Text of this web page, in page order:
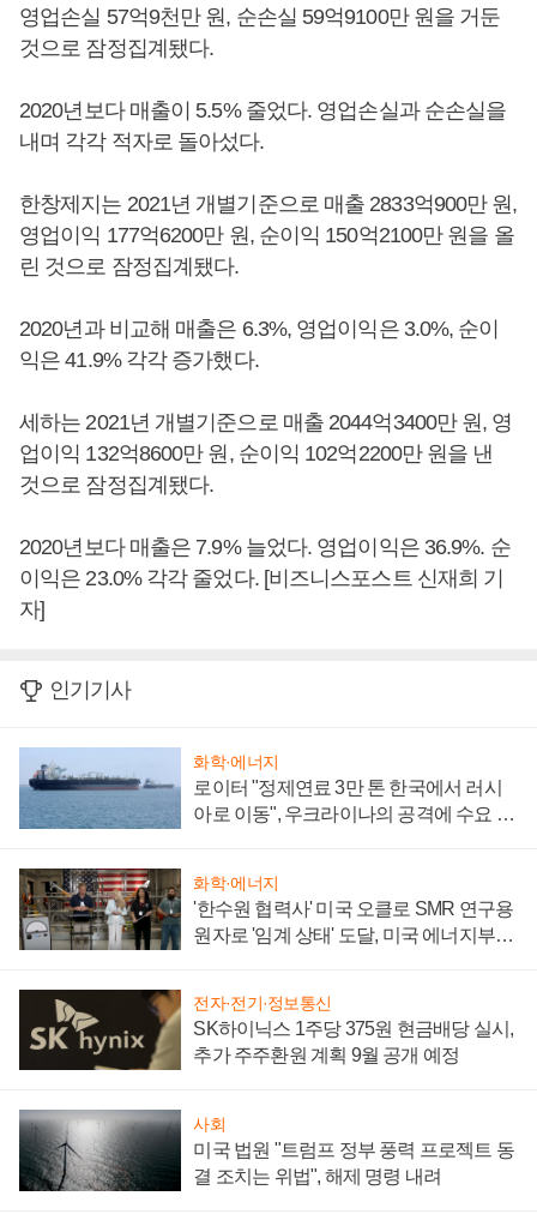
영업손실 57억9천만 원, 순손실 59억9100만 원을 거둔
것으로 잠정집계됐다.
2020년보다 매출이 5.5% 줄었다. 영업손실과 순손실을
내며 각각 적자로 돌아섰다.
한창제지는 2021년 개별기준으로 매출 2833억900만 원,
영업이익 177억6200만 원, 순이익 150억2100만 원을 올
린 것으로 잠정집계됐다.
2020년과 비교해 매출은 6.3%, 영업이익은 3.0%, 순이
익은 41.9% 각각 증가했다.
세하는 2021년 개별기준으로 매출 2044억3400만 원, 영
업이익 132억8600만 원, 순이익 102억2200만 원을 낸
것으로 잠정집계됐다.
2020년보다 매출은 7.9% 늘었다. 영업이익은 36.9%. 순
이익은 23.0% 각각 줄었다. [비즈니스포스트 신재희 기
자]
인기기사
화학·에너지
로이터 "정제연료 3만 톤 한국에서 러시
아로 이동", 우크라이나의 공격에 수요 늘
화학·에너지
'한수원 협력사' 미국 오클로 SMR 연구용
원자로 '임계 상태' 도달, 미국 에너지부
전자·전기·정보통신
SK하이닉스 1주당 375원 현금배당 실시,
추가 주주환원 계획 9월 공개 예정
사회
미국 법원 "트럼프 정부 풍력 프로젝트 동
결 조치는 위법", 해제 명령 내려